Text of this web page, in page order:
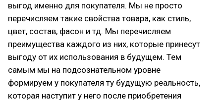
выгод именно для покупателя. Мы не просто
перечисляем такие свойства товара, как стиль,
цвет, состав, фасон и тд. Мы перечисляем
преимущества каждого из них, которые принесут
выгоду от их использования в будущем. Тем
самым мы на подсознательном уровне
формируем у покупателя ту будущую реальность,
которая наступит у него после приобретения